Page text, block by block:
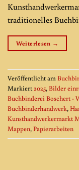
traditionelles
Weiterlesen →
Veröffentlicht am
Markiert2025,Bilder
Buchbinderei Boschert -
Buchbinderhandwerk,
Kunsthandwerkermarkt
Mappen,Papierarbeiten